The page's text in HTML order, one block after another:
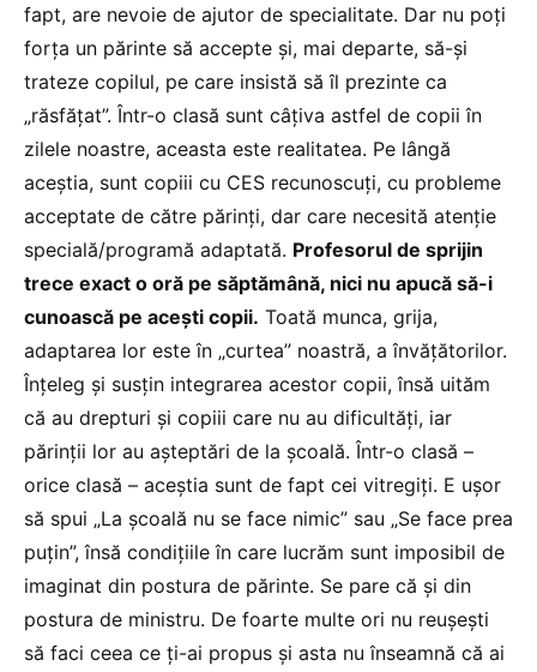
fapt, are nevoie de ajutor de specialitate. Dar nu poți
forța un părinte să accepte și, mai departe, să-și
trateze copilul, pe care insistă să îl prezinte ca
„răsfățat”. Într-o clasă sunt câțiva astfel de copii în
zilele noastre, aceasta este realitatea. Pe lângă
aceștia, sunt copiii cu CES recunoscuți, cu probleme
acceptate de către părinți, dar care necesită atenție
specială/programă adaptată. Profesorul de sprijin
trece exact o oră pe săptămână, nici nu apucă să-i
cunoască pe acești copii. Toată munca, grija,
adaptarea lor este în „curtea” noastră, a învățătorilor.
Înțeleg și susțin integrarea acestor copii, însă uităm
că au drepturi și copiii care nu au dificultăți, iar
părinții lor au așteptări de la școală. Într-o clasă –
orice clasă – aceștia sunt de fapt cei vitregiți. E ușor
să spui „La școală nu se face nimic” sau „Se face prea
puțin”, însă condițiile în care lucrăm sunt imposibil de
imaginat din postura de părinte. Se pare că și din
postura de ministru. De foarte multe ori nu reușești
să faci ceea ce ți-ai propus și asta nu înseamnă că ai